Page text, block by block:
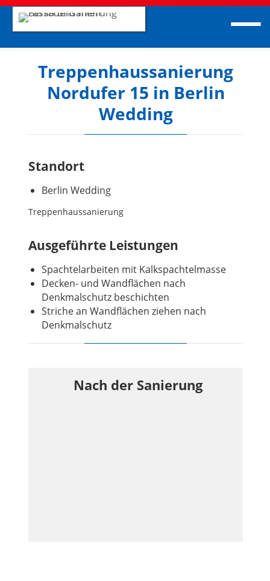
Treppenhaussanierung
Nordufer 15 in Berlin
Wedding
Standort
Berlin Wedding
Treppenhaussanierung
Ausgeführte Leistungen
Spachtelarbeiten mit Kalkspachtelmasse
Decken- und Wandflächen nach
Denkmalschutz beschichten
Striche an Wandflächen ziehen nach
Denkmalschutz
Nach der Sanierung